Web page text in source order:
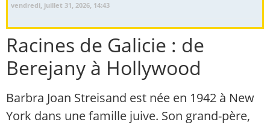
vendredi, juillet 31, 2026, 14:43
Racines de Galicie : de
Berejany à Hollywood
Barbra Joan Streisand est née en 1942 à New
York dans une famille juive. Son grand-père,